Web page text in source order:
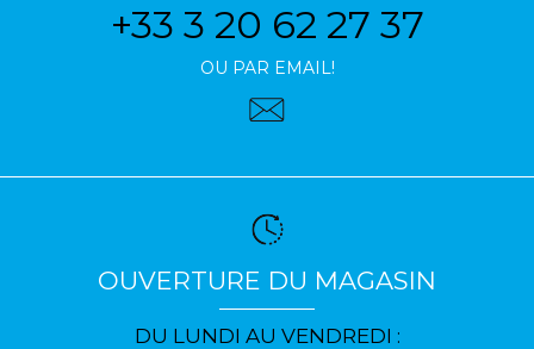
+33 3 20 62 27 37
OU PAR EMAIL!
OUVERTURE DU MAGASIN
DU LUNDI AU VENDREDI :